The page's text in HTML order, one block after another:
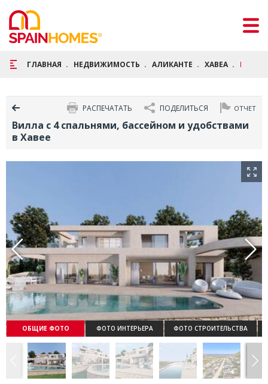
ГЛАВНАЯ НЕДВИЖИМОСТЬ АЛИКАНТЕ ХАВЕА ВИЛЛА
ОТЧЕТ
ПОДЕЛИТЬСЯ
РАСПЕЧАТАТЬ
Вилла с 4 спальнями, бассейном и удобствами
в Хавее
ОБЩИЕ ФОТО ФОТО ИНТЕРЬЕРА ФОТО СТРОИТЕЛЬСТВА